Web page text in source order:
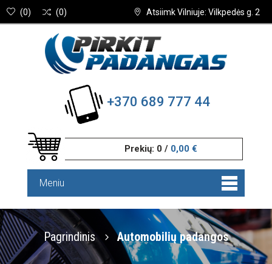
Atsiimk Vilniuje: Vilkpedės g. 2
(0) (0)
+370 689 777 44
Prekių: 0 / 0,00 €
Meniu
Pagrindinis Automobilių padangos